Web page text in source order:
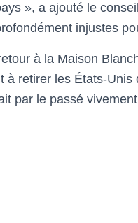
», a ajouté le
injustes
à la Maison
retirer les États-Unis
par le passé